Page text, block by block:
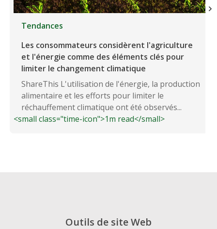
Tendances
Les consommateurs considèrent l'agriculture
et l'énergie comme des éléments clés pour
limiter le changement climatique
ShareThis L'utilisation de l'énergie, la production
alimentaire et les efforts pour limiter le
réchauffement climatique ont été observés...
<small class="time-icon">1m read</small>
Outils de site Web